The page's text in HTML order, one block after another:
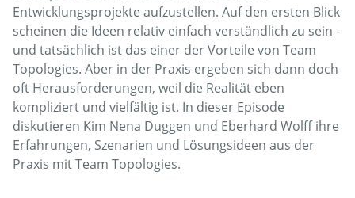
Entwicklungsprojekte aufzustellen. Auf den ersten Blick
scheinen die Ideen relativ einfach verständlich zu sein -
und tatsächlich ist das einer der Vorteile von Team
Topologies. Aber in der Praxis ergeben sich dann doch
oft Herausforderungen, weil die Realität eben
kompliziert und vielfältig ist. In dieser Episode
diskutieren Kim Nena Duggen und Eberhard Wolff ihre
Erfahrungen, Szenarien und Lösungsideen aus der
Praxis mit Team Topologies.